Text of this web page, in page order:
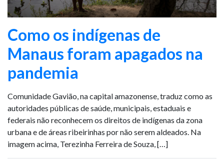
Como os indígenas de
Manaus foram apagados na
pandemia
Comunidade Gavião, na capital amazonense, traduz como as
autoridades públicas de saúde, municipais, estaduais e
federais não reconhecem os direitos de indígenas da zona
urbana e de áreas ribeirinhas por não serem aldeados. Na
imagem acima, Terezinha Ferreira de Souza, […]